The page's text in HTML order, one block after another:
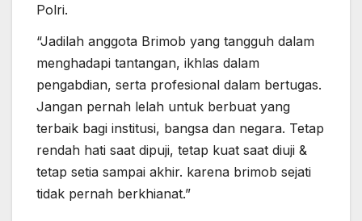
Polri.
“Jadilah anggota Brimob yang tangguh dalam
menghadapi tantangan, ikhlas dalam
pengabdian, serta profesional dalam bertugas.
Jangan pernah lelah untuk berbuat yang
terbaik bagi institusi, bangsa dan negara. Tetap
rendah hati saat dipuji, tetap kuat saat diuji &
tetap setia sampai akhir. karena brimob sejati
tidak pernah berkhianat.”